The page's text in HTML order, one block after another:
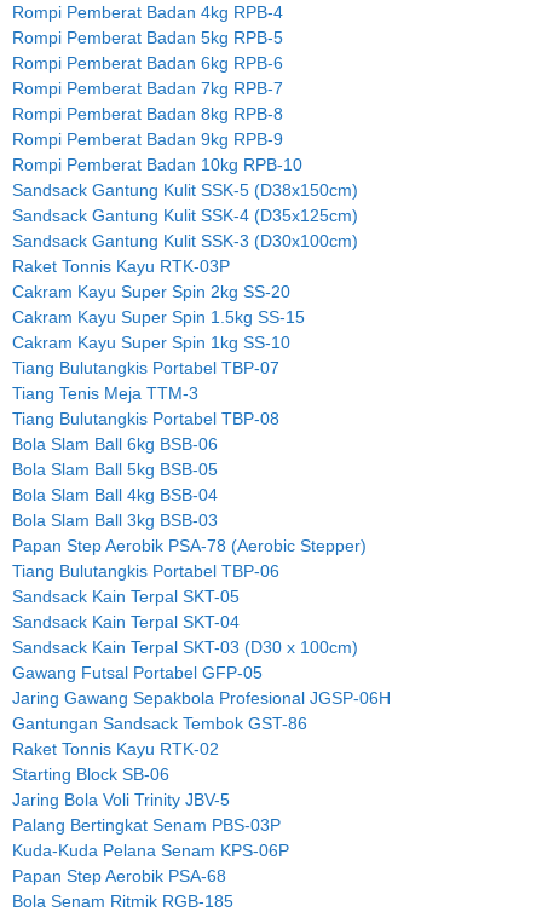
Rompi Pemberat Badan 4kg RPB-4
Rompi Pemberat Badan 5kg RPB-5
Rompi Pemberat Badan 6kg RPB-6
Rompi Pemberat Badan 7kg RPB-7
Rompi Pemberat Badan 8kg RPB-8
Rompi Pemberat Badan 9kg RPB-9
Rompi Pemberat Badan 10kg RPB-10
Sandsack Gantung Kulit SSK-5 (D38x150cm)
Sandsack Gantung Kulit SSK-4 (D35x125cm)
Sandsack Gantung Kulit SSK-3 (D30x100cm)
Raket Tonnis Kayu RTK-03P
Cakram Kayu Super Spin 2kg SS-20
Cakram Kayu Super Spin 1.5kg SS-15
Cakram Kayu Super Spin 1kg SS-10
Tiang Bulutangkis Portabel TBP-07
Tiang Tenis Meja TTM-3
Tiang Bulutangkis Portabel TBP-08
Bola Slam Ball 6kg BSB-06
Bola Slam Ball 5kg BSB-05
Bola Slam Ball 4kg BSB-04
Bola Slam Ball 3kg BSB-03
Papan Step Aerobik PSA-78 (Aerobic Stepper)
Tiang Bulutangkis Portabel TBP-06
Sandsack Kain Terpal SKT-05
Sandsack Kain Terpal SKT-04
Sandsack Kain Terpal SKT-03 (D30 x 100cm)
Gawang Futsal Portabel GFP-05
Jaring Gawang Sepakbola Profesional JGSP-06H
Gantungan Sandsack Tembok GST-86
Raket Tonnis Kayu RTK-02
Starting Block SB-06
Jaring Bola Voli Trinity JBV-5
Palang Bertingkat Senam PBS-03P
Kuda-Kuda Pelana Senam KPS-06P
Papan Step Aerobik PSA-68
Bola Senam Ritmik RGB-185